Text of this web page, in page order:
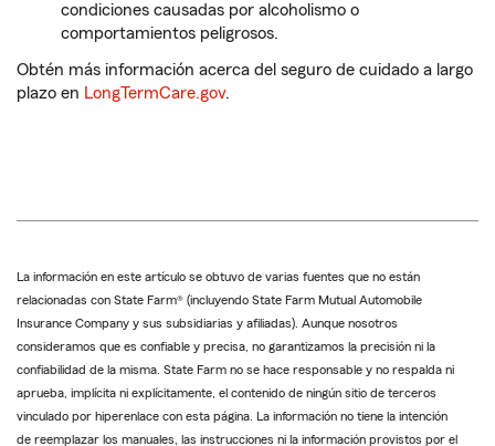
condiciones causadas por alcoholismo o
comportamientos peligrosos.
Obtén más información acerca del seguro de cuidado a largo
plazo en LongTermCare.gov.
La información en este artículo se obtuvo de varias fuentes que no están
relacionadas con State Farm® (incluyendo State Farm Mutual Automobile
Insurance Company y sus subsidiarias y afiliadas). Aunque nosotros
consideramos que es confiable y precisa, no garantizamos la precisión ni la
confiabilidad de la misma. State Farm no se hace responsable y no respalda ni
aprueba, implícita ni explícitamente, el contenido de ningún sitio de terceros
vinculado por hiperenlace con esta página. La información no tiene la intención
de reemplazar los manuales, las instrucciones ni la información provistos por el